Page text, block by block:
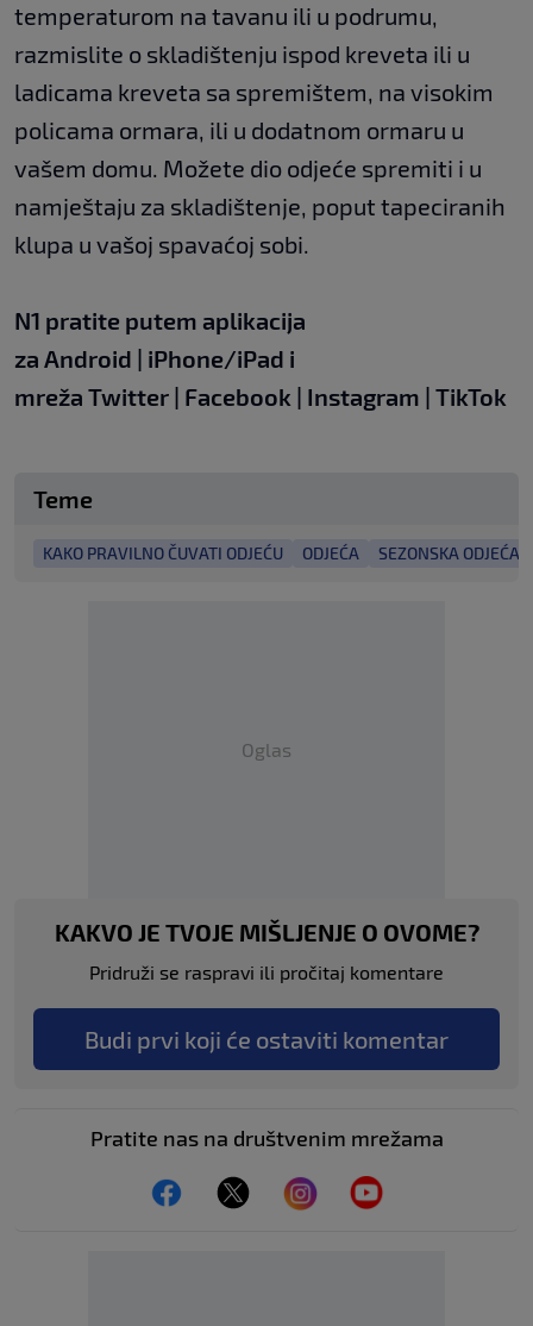
temperaturom na tavanu ili u podrumu,
razmislite o skladištenju ispod kreveta ili u
ladicama kreveta sa spremištem, na visokim
policama ormara, ili u dodatnom ormaru u
vašem domu. Možete dio odjeće spremiti i u
namještaju za skladištenje, poput tapeciranih
klupa u vašoj spavaćoj sobi.
N1 pratite putem aplikacija
za Android | iPhone/iPad i
mreža Twitter | Facebook | Instagram | TikTok
Teme
KAKO PRAVILNO ČUVATI ODJEĆU ODJEĆA SEZONSKA ODJEĆA
Oglas
KAKVO JE TVOJE MIŠLJENJE O OVOME?
Pridruži se raspravi ili pročitaj komentare
Budi prvi koji će ostaviti komentar
Pratite nas na društvenim mrežama